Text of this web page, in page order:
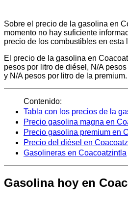
Sobre el precio de la gasolina en
momento no hay suficiente
precio de los combustibles en esta
El precio de la gasolina en
pesos por litro de diésel, N/A
y N/A pesos por litro de la premium.
Contenido:
Tabla con los precios de la
Precio gasolina magna en
Precio gasolina premium en
Precio del diésel en
Gasolineras en Coacoatzintla
Gasolina hoy en